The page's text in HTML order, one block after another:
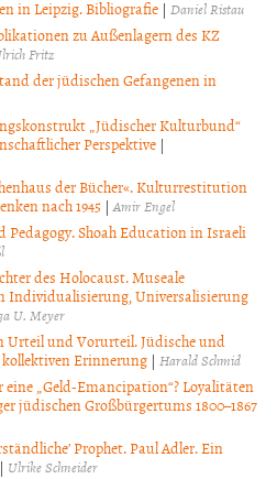
in Leipzig. Bibliografie |Daniel Ristau
zu Außenlagern des KZ
Fritz
der jüdischen Gefangenen in
„Jüdischer Kulturbund“
Perspektive |
der Bücher«. Kulturrestitution
nach 1945 |Amir Engel
Shoah Education in Israeli
des Holocaust. Museale
Individualisierung, Universalisierung
U. Meyer
Urteil und Vorurteil. Jüdische und
Erinnerung | Harald Schmid
„Geld-Emancipation“? Loyalitäten
jüdischen Großbürgertums 1800–1867
Prophet. Paul Adler. Ein
| Ulrike Schneider